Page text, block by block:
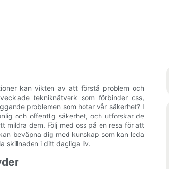
kan vikten av att förstå problem och
tekniknätverk som förbinder oss,
problemen som hotar vår säkerhet? I
och offentlig säkerhet, och utforskar de
mildra dem. Följ med oss ​​på en resa för att
beväpna dig med kunskap som kan leda
skillnaden i ditt dagliga liv.